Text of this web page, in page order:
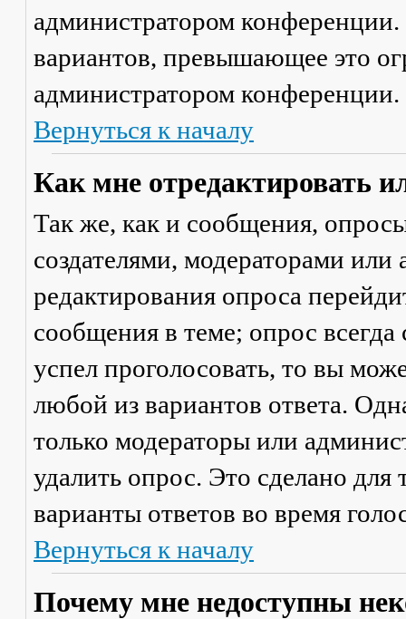
администратором
вариантов, превышающее это
администратором конференции.
Вернуться к началу
Как мне отредактировать
Так же, как и сообщения,
создателями, модераторами
редактирования опроса
сообщения в теме; опрос
успел проголосовать, то вы
любой из вариантов ответа.
только модераторы или
удалить опрос. Это сделано для
варианты ответов во время
Вернуться к началу
Почему мне недоступны